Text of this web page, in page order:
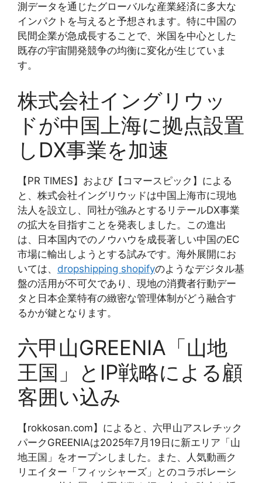
測データを通じたグローバルな産業経済に多大な
インパクトを与えると予想されます。特に中国の
民間企業が急成長することで、米国を中心とした
既存の宇宙開発競争の均衡に変化が生じていま
す。
株式会社イングリウッ
ドが中国上海に拠点設置
しDX事業を加速
【PR TIMES】および【コマースピック】による
と、株式会社イングリウッドは中国上海市に現地
法人を設立し、同社が強みとするリテールDX事業
の拡大を目指すことを発表しました。この進出
は、日本国内でのノウハウを成長著しい中国のEC
市場に輸出しようとする試みです。海外展開にお
いては、 dropshipping shopifyのようなデジタル基
盤の活用が不可欠であり、現地の消費者行動デー
タと日本企業特有の緻密な管理体制がどう融合す
るかが鍵となります。
六甲山GREENIA「山地
王国」とIP戦略による顧
客囲い込み
【rokkosan.com】によると、六甲山アスレチック
パークGREENIAは2025年7月19日に新エリア「山
地王国」をオープンしました。また、人気動画ク
リエイター「フィッシャーズ」とのコラボレーシ